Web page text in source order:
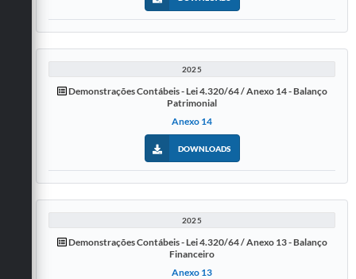
2025
Demonstrações Contábeis - Lei 4.320/64 / Anexo 14 - Balanço
Patrimonial
Anexo 14
DOWNLOADS
2025
Demonstrações Contábeis - Lei 4.320/64 / Anexo 13 - Balanço
Financeiro
Anexo 13